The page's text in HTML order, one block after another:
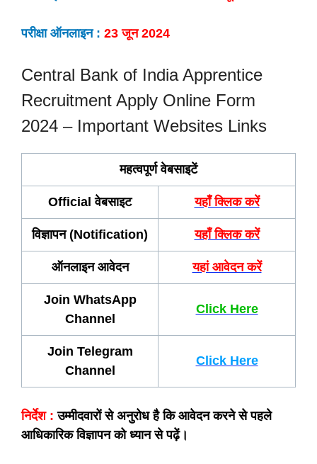
परीक्षा ऑनलाइन : 23 जून 2024
Central Bank of India Apprentice
Recruitment Apply Online Form
2024 – Important Websites Links
महत्वपूर्ण वेबसाइटें
Official वेबसाइट यहाँ क्लिक करें
विज्ञापन (Notification) यहाँ क्लिक करें
ऑनलाइन आवेदन यहां आवेदन करें
Join WhatsApp
Channel
Click Here
Join Telegram
Channel
Click Here
निर्देश : उम्मीदवारों से अनुरोध है कि आवेदन करने से पहले
आधिकारिक विज्ञापन को ध्यान से पढ़ें।